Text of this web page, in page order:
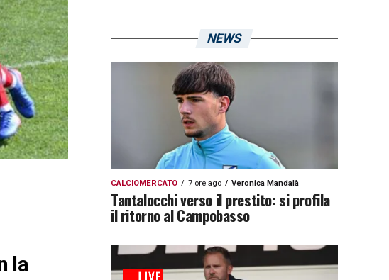
la
NEWS
CALCIOMERCATO 7 ore ago Veronica Mandalà
Tantalocchi verso il prestito: si profila
il ritorno al Campobasso